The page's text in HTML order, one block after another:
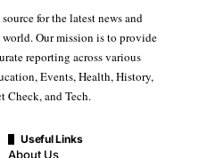
for the latest news and
Our mission is to provide
reporting across various
Events, Health, History,
Check, and Tech.
Useful Links
About Us